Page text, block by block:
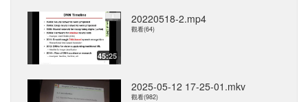
45:25
20220518-2.mp4
觀看(64)
2025-05-12 17-25-01.mkv
觀看(982)